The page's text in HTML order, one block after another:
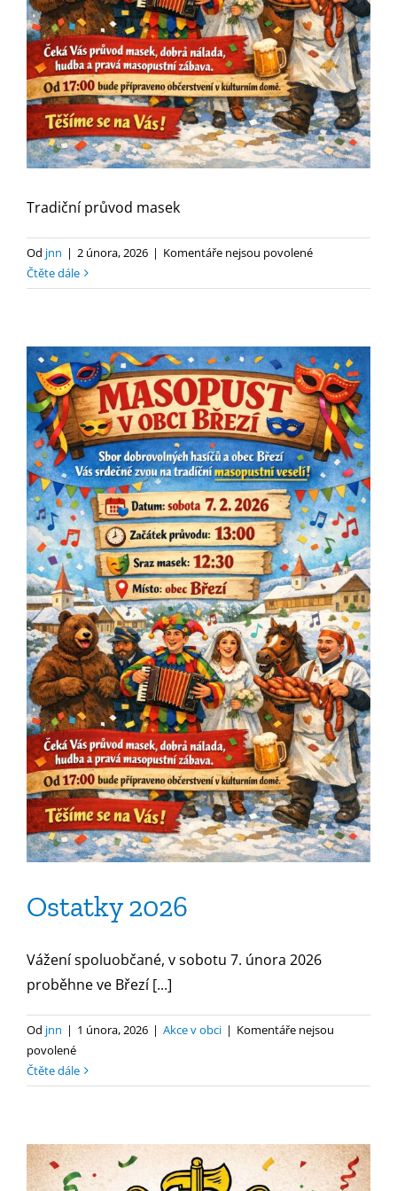
Tradiční průvod masek
Od jnn | 2 února, 2026 | Komentáře nejsou povolenéu
s
Čtěte dále
Ostatky 2026
Vážení spoluobčané, v sobotu 7. února 2026
proběhne ve Březí [...]
Od jnn | 1 února, 2026 | Akce v obci | Komentáře nejsou
povolenéu
textu
s
2026
Čtěte dále